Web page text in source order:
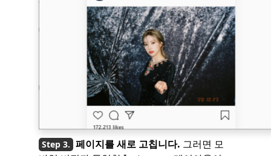
페이지를 새로 고칩니다. 그러면 모